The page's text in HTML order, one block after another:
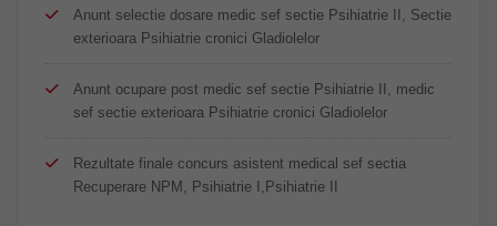
Anunt selectie dosare medic sef sectie Psihiatrie II, Sectie
exterioara Psihiatrie cronici Gladiolelor
Anunt ocupare post medic sef sectie Psihiatrie II, medic
sef sectie exterioara Psihiatrie cronici Gladiolelor
Rezultate finale concurs asistent medical sef sectia
Recuperare NPM, Psihiatrie I,Psihiatrie II